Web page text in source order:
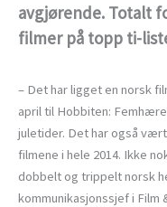
avgjørende. Totalt
filmer på topp ti-
– Det har ligget en norsk
april til Hobbiten:
juletider. Det har også
filmene i hele 2014. Ikke
dobbelt og trippelt norsk
kommunikasjonssjef i Film